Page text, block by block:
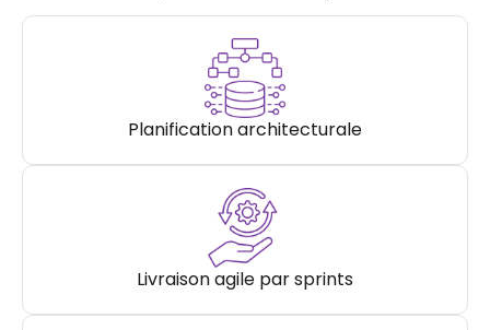
Planification architecturale
Livraison agile par sprints